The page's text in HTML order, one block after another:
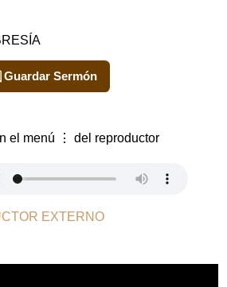
Guardar Sermón
el menú ⋮ del reproductor
EXTERNO